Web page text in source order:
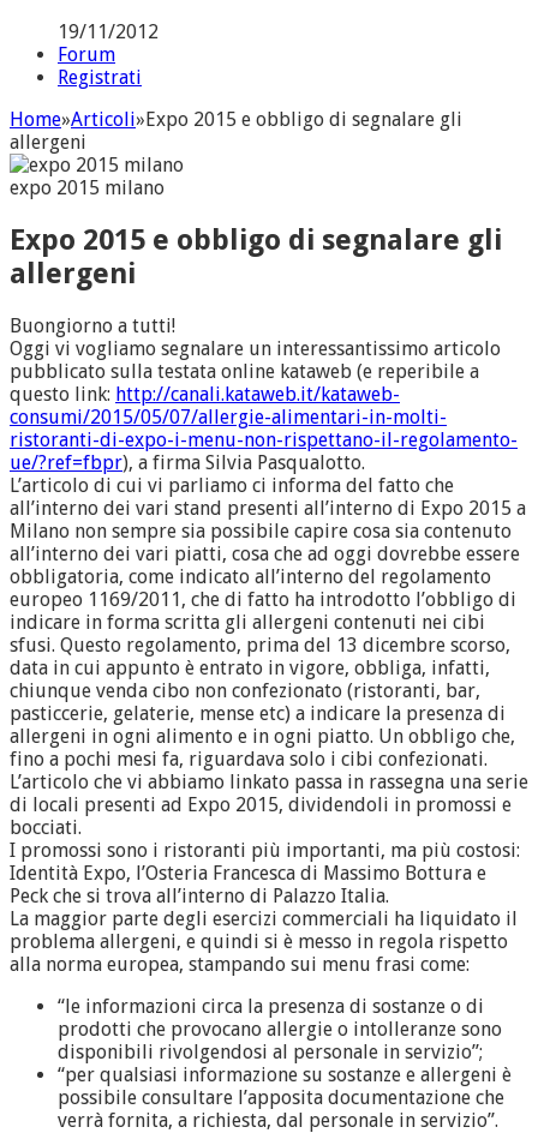
19/11/2012
Forum
Registrati
Home»Articoli»Expo 2015 e obbligo di segnalare gli
allergeni
expo 2015 milano
Expo 2015 e obbligo di segnalare gli
allergeni
Buongiorno a tutti!
Oggi vi vogliamo segnalare un interessantissimo articolo
pubblicato sulla testata online kataweb (e reperibile a
questo link: http://canali.kataweb.it/kataweb-
consumi/2015/05/07/allergie-alimentari-in-molti-
ristoranti-di-expo-i-menu-non-rispettano-il-regolamento-
ue/?ref=fbpr), a firma Silvia Pasqualotto.
L’articolo di cui vi parliamo ci informa del fatto che
all’interno dei vari stand presenti all’interno di Expo 2015 a
Milano non sempre sia possibile capire cosa sia contenuto
all’interno dei vari piatti, cosa che ad oggi dovrebbe essere
obbligatoria, come indicato all’interno del regolamento
europeo 1169/2011, che di fatto ha introdotto l’obbligo di
indicare in forma scritta gli allergeni contenuti nei cibi
sfusi. Questo regolamento, prima del 13 dicembre scorso,
data in cui appunto è entrato in vigore, obbliga, infatti,
chiunque venda cibo non confezionato (ristoranti, bar,
pasticcerie, gelaterie, mense etc) a indicare la presenza di
allergeni in ogni alimento e in ogni piatto. Un obbligo che,
fino a pochi mesi fa, riguardava solo i cibi confezionati.
L’articolo che vi abbiamo linkato passa in rassegna una serie
di locali presenti ad Expo 2015, dividendoli in promossi e
bocciati.
I promossi sono i ristoranti più importanti, ma più costosi:
Identità Expo, l’Osteria Francesca di Massimo Bottura e
Peck che si trova all’interno di Palazzo Italia.
La maggior parte degli esercizi commerciali ha liquidato il
problema allergeni, e quindi si è messo in regola rispetto
alla norma europea, stampando sui menu frasi come:
“le informazioni circa la presenza di sostanze o di
prodotti che provocano allergie o intolleranze sono
disponibili rivolgendosi al personale in servizio”;
“per qualsiasi informazione su sostanze e allergeni è
possibile consultare l’apposita documentazione che
verrà fornita, a richiesta, dal personale in servizio”.